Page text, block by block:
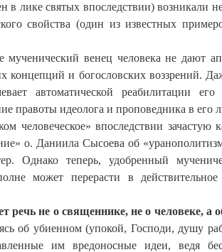
в лике святых впоследствии) возникали
свойства (один из известных
венец человека не дают
концепций и богословских воззрений.
автоматической реабилитации
правоты идеолога и проповедника в его
человеческое» впоследствии зачастую
о. Даниила Сысоева об
Однако теперь, удобренный
может перерасти в
речь не о священнике, не о человеке,
об убиенном (упокой, Господи, душу
им вредоносные идеи, ведя